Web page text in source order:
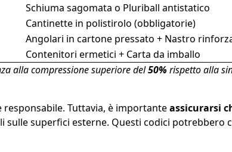
Schiuma sagomata o Pluriball antistatico
Cantinette in polistirolo (obbligatorie)
Angolari in cartone pressato + Nastro
Contenitori ermetici + Carta da imballo
alla compressione superiore del50% rispetto alla
Tuttavia, è importanteassicurarsi
superfici esterne. Questi codici potrebbero